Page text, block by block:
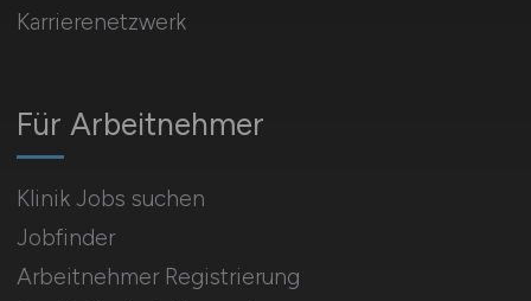
Für Arbeitnehmer
Klinik Jobs suchen
Jobfinder
Arbeitnehmer Registrierung
Karrierenetzwerk